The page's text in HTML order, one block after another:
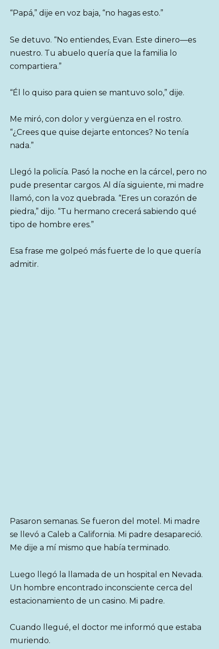
“Papá,” dije en voz baja, “no hagas esto.”
Se detuvo. “No entiendes, Evan. Este dinero—es
nuestro. Tu abuelo quería que la familia lo
compartiera.”
“Él lo quiso para quien se mantuvo solo,” dije.
Me miró, con dolor y vergüenza en el rostro.
“¿Crees que quise dejarte entonces? No tenía
nada.”
Llegó la policía. Pasó la noche en la cárcel, pero no
pude presentar cargos. Al día siguiente, mi madre
llamó, con la voz quebrada. “Eres un corazón de
piedra,” dijo. “Tu hermano crecerá sabiendo qué
tipo de hombre eres.”
Esa frase me golpeó más fuerte de lo que quería
admitir.
Pasaron semanas. Se fueron del motel. Mi madre
se llevó a Caleb a California. Mi padre desapareció.
Me dije a mí mismo que había terminado.
Luego llegó la llamada de un hospital en Nevada.
Un hombre encontrado inconsciente cerca del
estacionamiento de un casino. Mi padre.
Cuando llegué, el doctor me informó que estaba
muriendo.